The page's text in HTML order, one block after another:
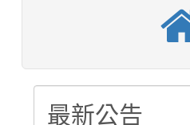
1次會員
推動社
計畫」1
權責核予
【甄選
學年度第
結果(第11
【甄選結
學年度第
桃園市家